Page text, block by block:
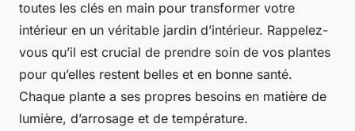
toutes les clés en main pour transformer votre
intérieur en un véritable jardin d’intérieur. Rappelez-
vous qu’il est crucial de prendre soin de vos plantes
pour qu’elles restent belles et en bonne santé.
Chaque plante a ses propres besoins en matière de
lumière, d’arrosage et de température.